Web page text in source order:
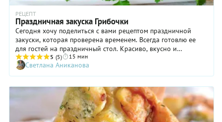
РЕЦЕПТ
Праздничная закуска Грибочки
Сегодня хочу поделиться с вами рецептом праздничной
закуски, которая проверена временем. Всегда готовлю ее
для гостей на праздничный стол. Красиво, вкусно и
празднично!
5 (5) 15 мин
Светлана Аниканова